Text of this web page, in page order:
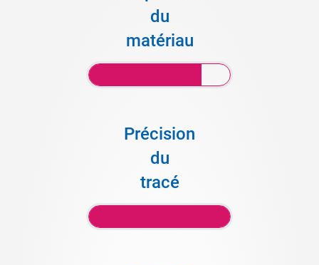
du
matériau
Précision
du
tracé